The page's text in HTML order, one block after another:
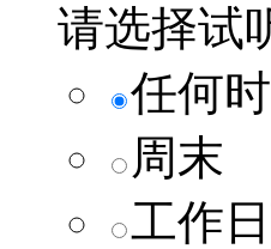
请选择试
任何
周末
工作